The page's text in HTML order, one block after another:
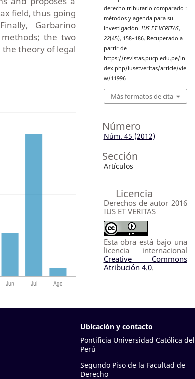
field, thus going
Garbarino
the two
theory of legal
derecho tributario comparado :
métodos y agenda para su
investigación. IUS ET VERITAS,
22(45), 158–186. Recuperado a
partir de
https://revistas.pucp.edu.pe/in
dex.php/iusetveritas/article/vie
w/11996
Más formatos de cita
Número
Núm. 45 (2012)
Sección
Artículos
Licencia
Derechos de autor 2016
IUS ET VERITAS
Esta obra está bajo una
licencia internacional
Creative Commons
Atribución 4.0.
Ubicación y contacto
Pontificia Universidad Católica del
Perú
Segundo Piso de la Facultad de
Derecho